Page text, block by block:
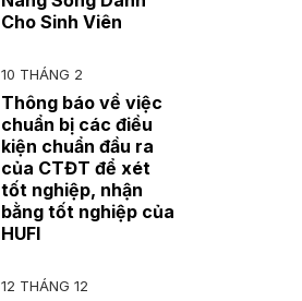
Cho Sinh Viên
10 THÁNG 2
Thông báo về việc
chuẩn bị các điều
kiện chuẩn đầu ra
của CTĐT để xét
tốt nghiệp, nhận
bằng tốt nghiệp của
HUFI
12 THÁNG 12